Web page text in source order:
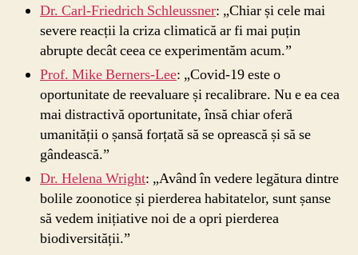
Dr. Carl-Friedrich Schleussner: „Chiar și cele mai
severe reacții la criza climatică ar fi mai puțin
abrupte decât ceea ce experimentăm acum.”
Prof. Mike Berners-Lee: „Covid-19 este o
oportunitate de reevaluare și recalibrare. Nu e ea cea
mai distractivă oportunitate, însă chiar oferă
umanității o șansă forțată să se oprească și să se
gândească.”
Dr. Helena Wright: „Având în vedere legătura dintre
bolile zoonotice și pierderea habitatelor, sunt șanse
să vedem inițiative noi de a opri pierderea
biodiversității.”